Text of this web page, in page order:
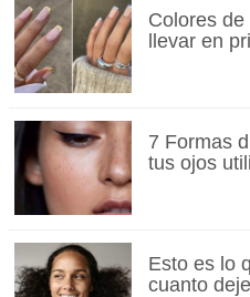
Colores
llevar en
7 Formas
tus ojos
Esto es lo
cuanto